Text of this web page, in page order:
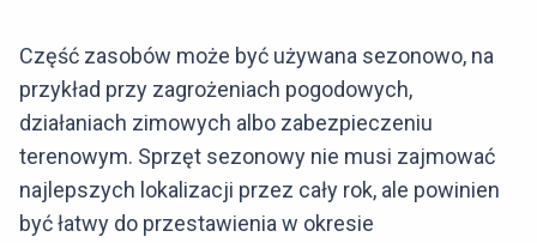
Część zasobów może być używana sezonowo, na
przykład przy zagrożeniach pogodowych,
działaniach zimowych albo zabezpieczeniu
terenowym. Sprzęt sezonowy nie musi zajmować
najlepszych lokalizacji przez cały rok, ale powinien
być łatwy do przestawienia w okresie